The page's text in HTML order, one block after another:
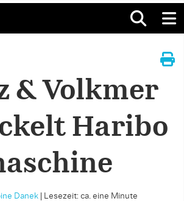
& Volkmer
Haribo
Danek Lesezeit: ca. eine Minute